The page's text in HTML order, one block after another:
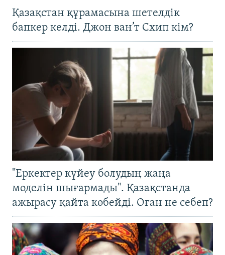
Қазақстан құрамасына шетелдік
бапкер келді. Джон ван’т Схип кім?
"Еркектер күйеу болудың жаңа
моделін шығармады". Қазақстанда
ажырасу қайта көбейді. Оған не себеп?